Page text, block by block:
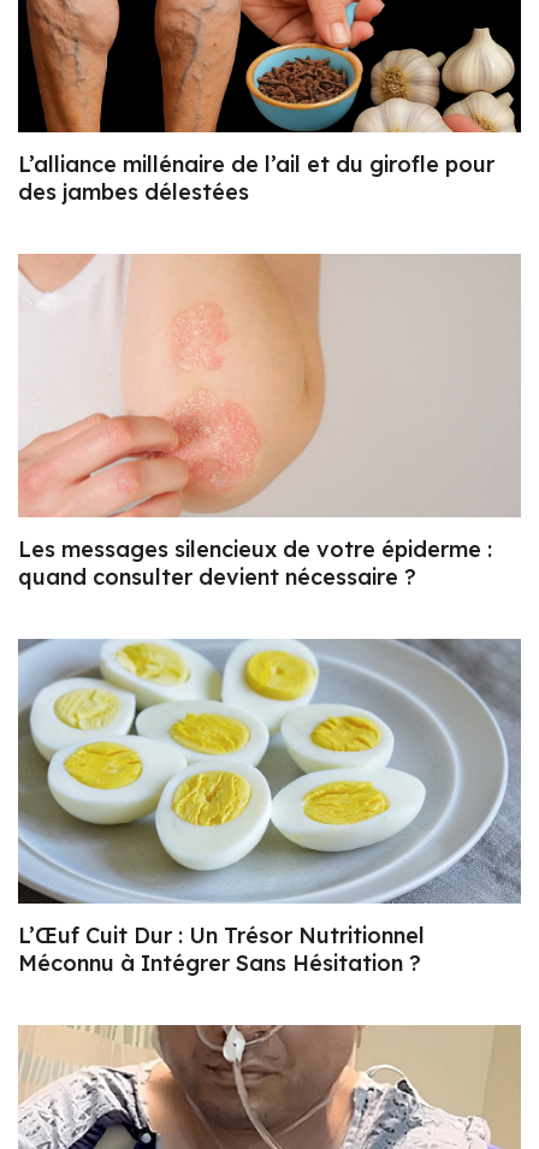
L’alliance millénaire de l’ail et du girofle pour
des jambes délestées
Les messages silencieux de votre épiderme :
quand consulter devient nécessaire ?
L’Œuf Cuit Dur : Un Trésor Nutritionnel
Méconnu à Intégrer Sans Hésitation ?